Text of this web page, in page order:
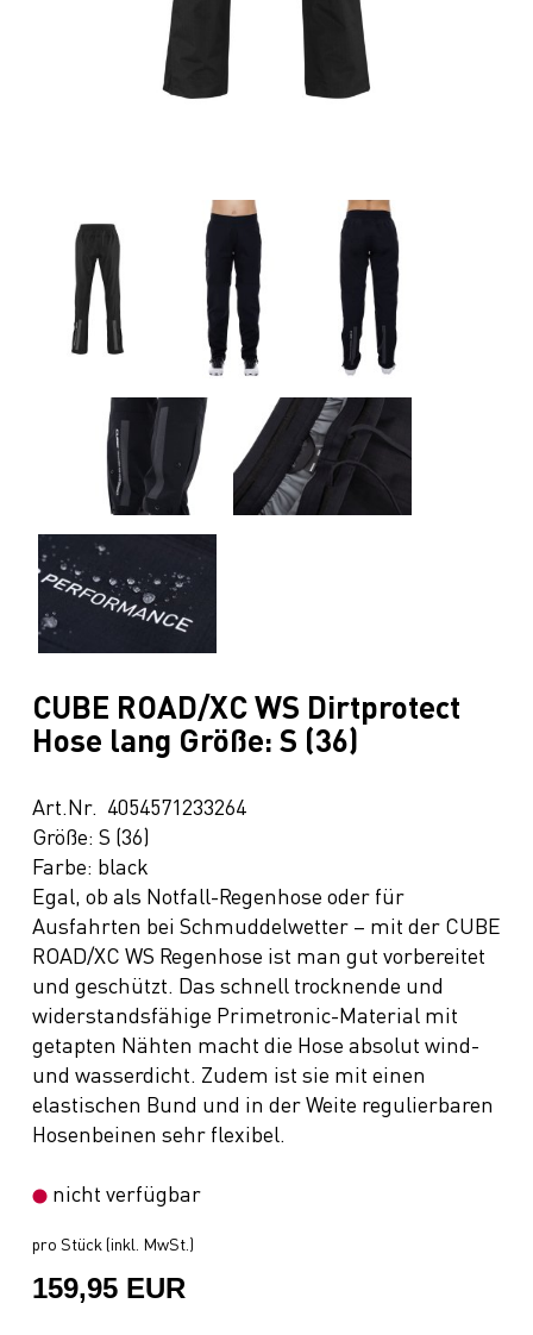
CUBE ROAD/XC WS Dirtprotect
Hose lang Größe: S (36)
Art.Nr. 4054571233264
Größe: S (36)
Farbe: black
Egal, ob als Notfall-Regenhose oder für
Ausfahrten bei Schmuddelwetter – mit der CUBE
ROAD/XC WS Regenhose ist man gut vorbereitet
und geschützt. Das schnell trocknende und
widerstandsfähige Primetronic-Material mit
getapten Nähten macht die Hose absolut wind-
und wasserdicht. Zudem ist sie mit einen
elastischen Bund und in der Weite regulierbaren
Hosenbeinen sehr flexibel.
nicht verfügbar
pro Stück (inkl. MwSt.)
159,95 EUR